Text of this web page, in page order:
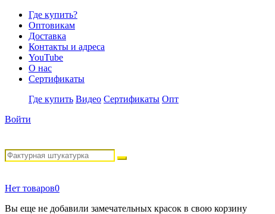
Где купить?
Оптовикам
Доставка
Контакты и адреса
YouTube
О нас
Сертификаты
Где купить Видео Сертификаты Опт
Войти
Нет товаров0
Вы еще не добавили замечательных красок в свою корзину